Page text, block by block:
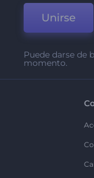
Unirse
Puede darse de
momento.